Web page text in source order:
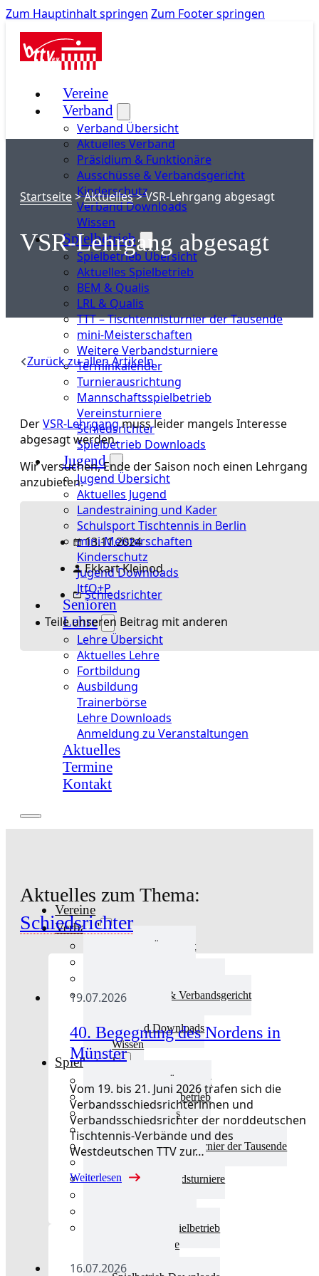
Zum Hauptinhalt springen Zum Footer springen
Vereine
Verband
Verband Übersicht
Aktuelles Verband
Präsidium & Funktionäre
Ausschüsse & Verbandsgericht
Kinderschutz
Verband Downloads
Wissen
Spielbetrieb
Spielbetrieb Übersicht
Aktuelles Spielbetrieb
BEM & Qualis
LRL & Qualis
TTT – Tischtennisturnier der Tausende
mini-Meisterschaften
Weitere Verbandsturniere
Terminkalender
Turnierausrichtung
Mannschaftsspielbetrieb
Vereinsturniere
Schiedsrichter
Spielbetrieb Downloads
Jugend
Jugend Übersicht
Aktuelles Jugend
Landestraining und Kader
Schulsport Tischtennis in Berlin
mini-Meisterschaften
Kinderschutz
Jugend Downloads
JtfO+P
Senioren
Lehre
Lehre Übersicht
Aktuelles Lehre
Fortbildung
Ausbildung
Trainerbörse
Lehre Downloads
Anmeldung zu Veranstaltungen
Aktuelles
Termine
Kontakt
Vereine
Verband
Verband Übersicht
Ausschüsse & Verbandsgericht
Verband Downloads
Wissen
Spielbetrieb
Spielbetrieb Übersicht
Aktuelles Spielbetrieb
BEM & Qualis
LRL & Qualis
TTT – Tischtennisturnier der Tausende
Weitere Verbandsturniere
Mannschaftsspielbetrieb
Vereinsturniere
Startseite>Aktuelles>VSR-Lehrgang abgesagt
VSR-Lehrgang abgesagt
Zurück zu allen Artikeln
DerVSR-Lehrgangmuss leider mangels Interesse
abgesagt werden.
Wir versuchen, Ende der Saison noch einen Lehrgang
anzubieten.
13.11.2024
Ekkart Kleinod
Schiedsrichter
Teile unseren Beitrag mit anderen
Aktuelles zum Thema:
Schiedsrichter
19.07.2026
40. Begegnung des Nordens in
Münster
Vom 19. bis 21. Juni 2026 trafen sich die
Verbandsschiedsrichterinnen und
Verbandsschiedsrichter der norddeutschen
Tischtennis-Verbände und des
Westdeutschen TTV zur…
Weiterlesen
16.07.2026